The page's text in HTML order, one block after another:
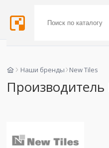
Наши бренды New Tiles
Производитель